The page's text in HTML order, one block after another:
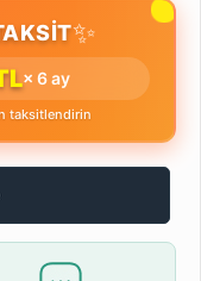
✨
× 6 ay
taksitlendirin